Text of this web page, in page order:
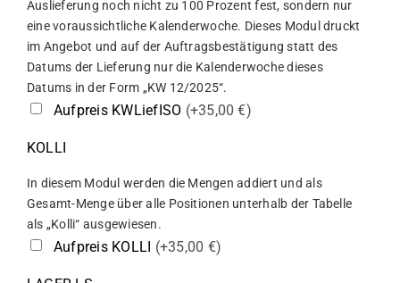
Auslieferung noch nicht zu 100 Prozent fest, sondern nur
eine voraussichtliche Kalenderwoche. Dieses Modul druckt
im Angebot und auf der Auftragsbestätigung statt des
Datums der Lieferung nur die Kalenderwoche dieses
Datums in der Form „KW 12/2025“.
Aufpreis KWLiefISO (+35,00 €)
KOLLI
In diesem Modul werden die Mengen addiert und als
Gesamt-Menge über alle Positionen unterhalb der Tabelle
als „Kolli“ ausgewiesen.
Aufpreis KOLLI (+35,00 €)